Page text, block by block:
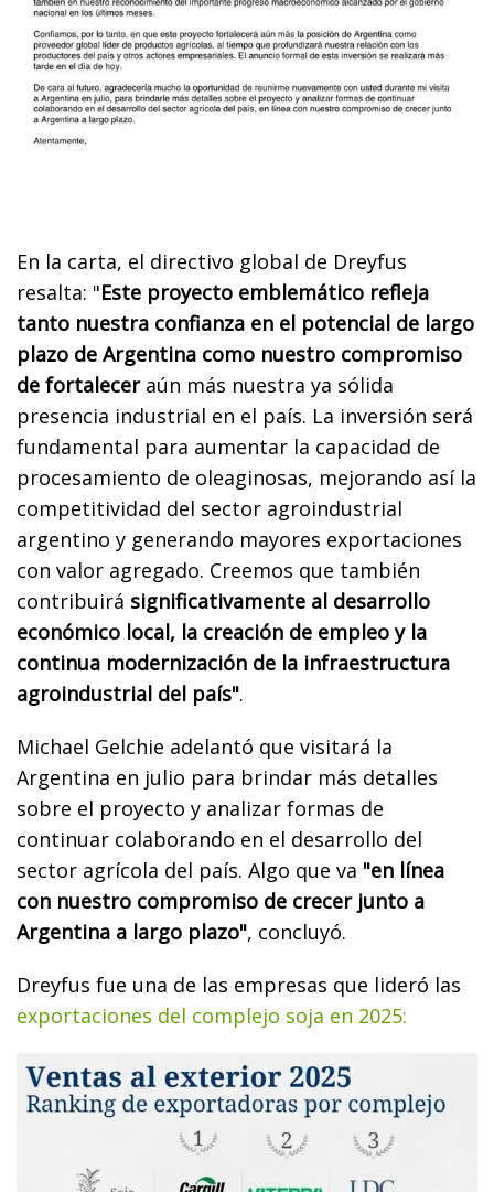
En la carta, el directivo global de Dreyfus
resalta: "Este proyecto emblemático refleja
tanto nuestra confianza en el potencial de largo
plazo de Argentina como nuestro compromiso
de fortaleceraún más nuestra ya sólida
presencia industrial en el país. La inversión será
fundamental para aumentar la capacidad de
procesamiento de oleaginosas, mejorando así la
competitividad del sector agroindustrial
argentino y generando mayores exportaciones
con valor agregado. Creemos que también
contribuirá significativamente al desarrollo
económico local, la creación de empleo y la
continua modernización de la infraestructura
agroindustrial del país".
Michael Gelchie adelantó que visitará la
Argentina en julio para brindar más detalles
sobre el proyecto y analizar formas de
continuar colaborando en el desarrollo del
sector agrícola del país. Algo que va "en línea
con nuestro compromiso de crecer junto a
Argentina a largo plazo", concluyó.
Dreyfus fue una de las empresas que lideró las
exportaciones del complejo soja en 2025: